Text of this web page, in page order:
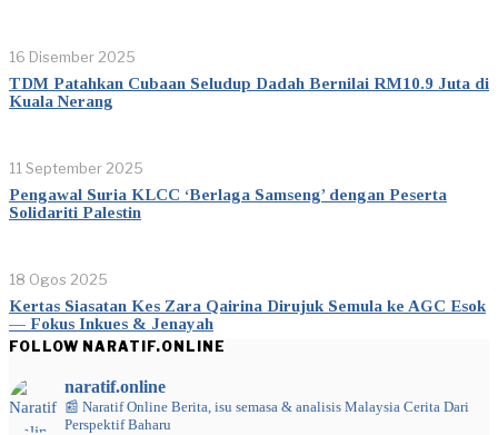
16 Disember 2025
TDM Patahkan Cubaan Seludup Dadah Bernilai RM10.9 Juta di
Kuala Nerang
11 September 2025
Pengawal Suria KLCC ‘Berlaga Samseng’ dengan Peserta
Solidariti Palestin
18 Ogos 2025
Kertas Siasatan Kes Zara Qairina Dirujuk Semula ke AGC Esok
— Fokus Inkues & Jenayah
FOLLOW NARATIF.ONLINE
naratif.online
📰 Naratif Online Berita, isu semasa & analisis Malaysia Cerita Dari
Perspektif Baharu